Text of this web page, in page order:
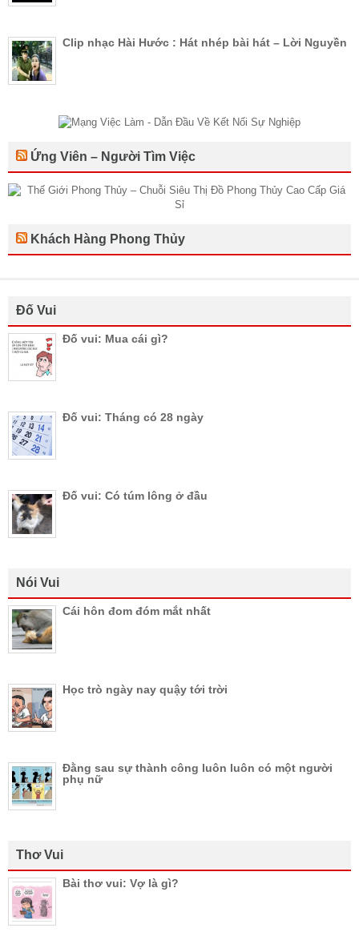
Clip nhạc Hài Hước : Hát nhép bài hát – Lời Nguyền
Ứng Viên – Người Tìm Việc
Khách Hàng Phong Thủy
Đố Vui
Đố vui: Mua cái gì?
Đố vui: Tháng có 28 ngày
Đố vui: Có túm lông ở đầu
Nói Vui
Cái hôn đom đóm mắt nhất
Học trò ngày nay quậy tới trời
Đằng sau sự thành công luôn luôn có một người
phụ nữ
Thơ Vui
Bài thơ vui: Vợ là gì?